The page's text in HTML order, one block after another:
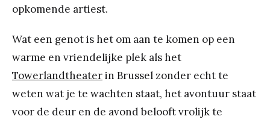
opkomende artiest.
Wat een genot is het om aan te komen op een
warme en vriendelijke plek als het
Towerlandtheaterin Brussel zonder echt te
weten wat je te wachten staat, het avontuur staat
voor de deur en de avond belooft vrolijk te